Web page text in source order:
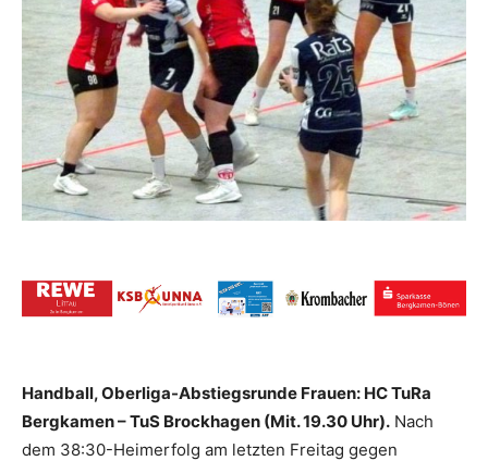
Handball, Oberliga-Abstiegsrunde Frauen: HC TuRa
Bergkamen – TuS Brockhagen (Mit. 19.30 Uhr). Nach
dem 38:30-Heimerfolg am letzten Freitag gegen